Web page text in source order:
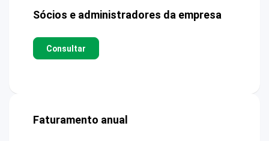
Sócios e administradores da empresa
Consultar
Faturamento anual